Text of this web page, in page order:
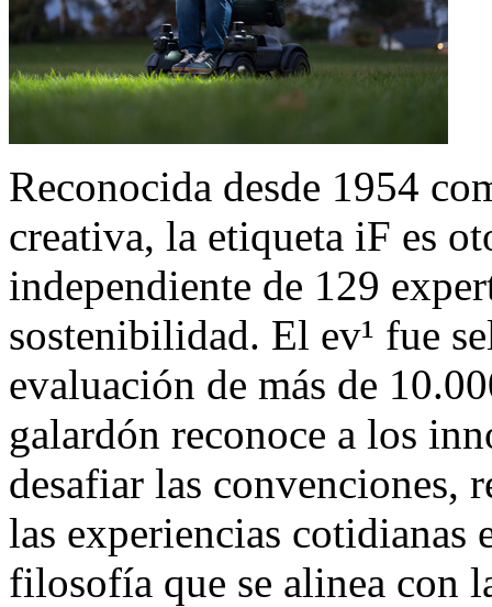
Reconocida desde 1954
creativa, la etiqueta iF es
independiente de 129
sostenibilidad. El ev¹ fue
evaluación de más de
galardón reconoce a los
desafiar las convenciones,
las experiencias
filosofía que se alinea con